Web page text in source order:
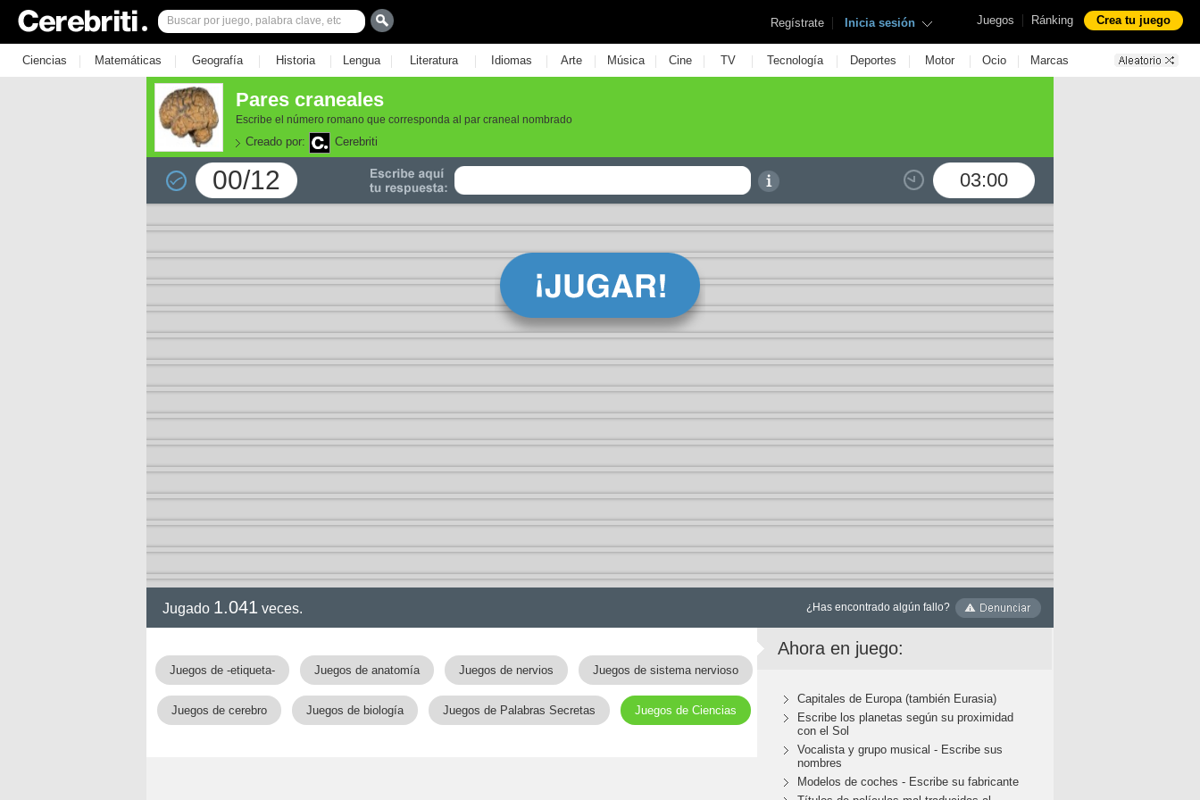
Juegos | Ránking Crea tu juego
Regístrate | Inicia sesión
Ciencias | Matemáticas | Geografía | Historia | Lengua | Literatura | Idiomas | Arte | Música | Cine | TV | Tecnología | Deportes | Motor | Ocio | Marcas
Pares craneales
Escribe el número romano que corresponda al par craneal nombrado
Creado por: Cerebriti
00/12 03:00
Jugado 1.041 veces. ¿Has encontrado algún fallo?
Juegos de -etiqueta- Juegos de anatomía Juegos de nervios Juegos de sistema nervioso
Juegos de cerebro Juegos de biología Juegos de Palabras Secretas Juegos de Ciencias
Ahora en juego:
Capitales de Europa (también Eurasia)
Escribe los planetas según su proximidad
con el Sol
Vocalista y grupo musical - Escribe sus
nombres
Modelos de coches - Escribe su fabricante